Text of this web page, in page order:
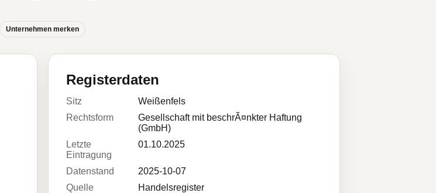
Unternehmen merken
Registerdaten
Sitz
Weißenfels
Rechtsform
Gesellschaft mit beschrÃ¤nkter Haftung
(GmbH)
Letzte
Eintragung
01.10.2025
Datenstand
2025-10-07
Quelle
Handelsregister